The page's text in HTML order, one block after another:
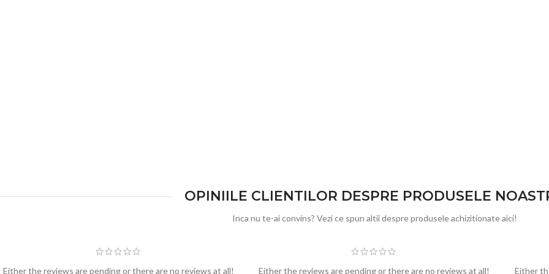
OPINIILE CLIENTILOR DESPRE PRODUSELE
Inca nu te-ai convins? Vezi ce spun altii despre produsele achizitionate aici!